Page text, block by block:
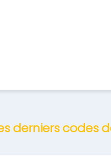
derniers codes